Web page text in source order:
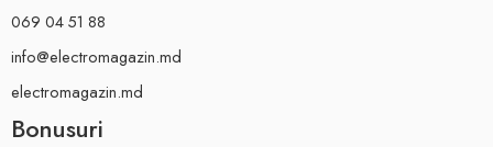
069 04 51 88
info@electromagazin.md
electromagazin.md
Bonusuri